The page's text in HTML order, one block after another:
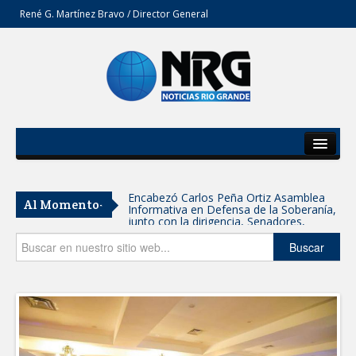
René G. Martínez Bravo / Director General
Del Estado
Secciones
Opinión
Al Momento- Encabezó Carlos Peña Ortiz Asamblea
Informativa en Defensa de la Soberanía,
junto con la dirigencia, Senadores,
Diputados y Consejeros de MORENA
Tamaulipas participa en Jornada
Nacional de Reforestación; se plantarán
SE SUMA GOBIERNO DE CARMEN LILIA
CANTUROSAS A JORNADA NACIONAL
DE REFORESTACIÓN
Reynosa refrenda su fuerza morenista:
alrededor de 5 mil personas se suman a
Buscar